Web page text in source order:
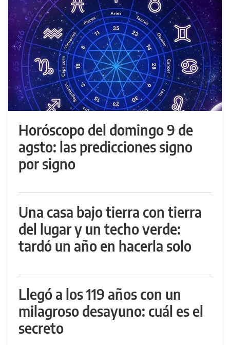
Horóscopo del domingo 9 de
agsto: las predicciones signo
por signo
Una casa bajo tierra con tierra
del lugar y un techo verde:
tardó un año en hacerla solo
Llegó a los 119 años con un
milagroso desayuno: cuál es el
secreto